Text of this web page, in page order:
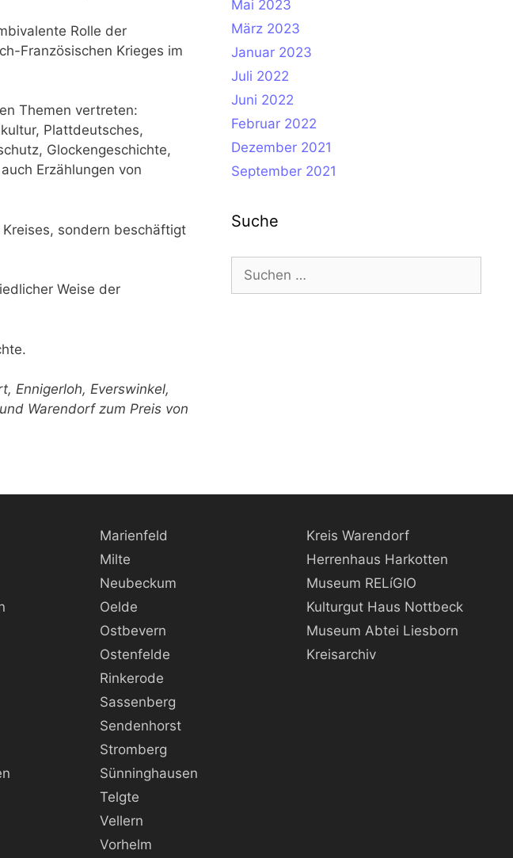
Rolle der
Französischen Krieges im
Themen vertreten:
Plattdeutsches,
Glockenge­schichte,
Erzählungen von
sondern beschäftigt
Weise der
Ennigerloh, Everswinkel,
Warendorf zum Preis von
Mai 2023
März 2023
Januar 2023
Juli 2022
Juni 2022
Februar 2022
Dezember 2021
September 2021
Suche
Suche
nach:
Marienfeld
Milte
Neubeckum
Oelde
Ostbevern
Ostenfelde
Rinkerode
Sassenberg
Sendenhorst
Stromberg
Sünninghausen
Telgte
Vellern
Vorhelm
Kreis Warendorf
Herrenhaus Harkotten
Museum RELíGIO
Kulturgut Haus Nottbeck
Museum Abtei Liesborn
Kreisarchiv